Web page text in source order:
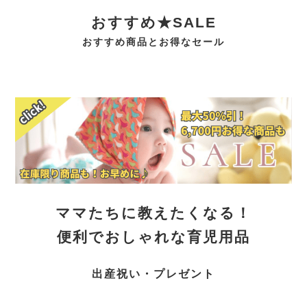
おすすめ★SALE
おすすめ商品とお得なセール
ママたちに教えたくなる！
便利でおしゃれな育児用品
出産祝い・プレゼント